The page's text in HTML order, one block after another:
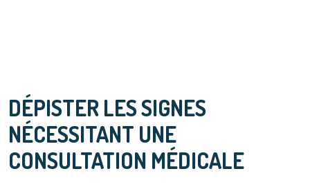
DÉPISTER LES SIGNES
NÉCESSITANT UNE
CONSULTATION MÉDICALE